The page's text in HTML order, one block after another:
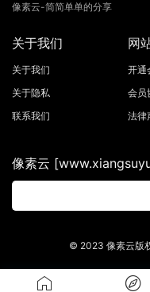
像素云-简简单单的分享
关于我们
关于我们
关于隐私
联系我们
网
开通
会员
法律
像素云
© 2023 像素云版